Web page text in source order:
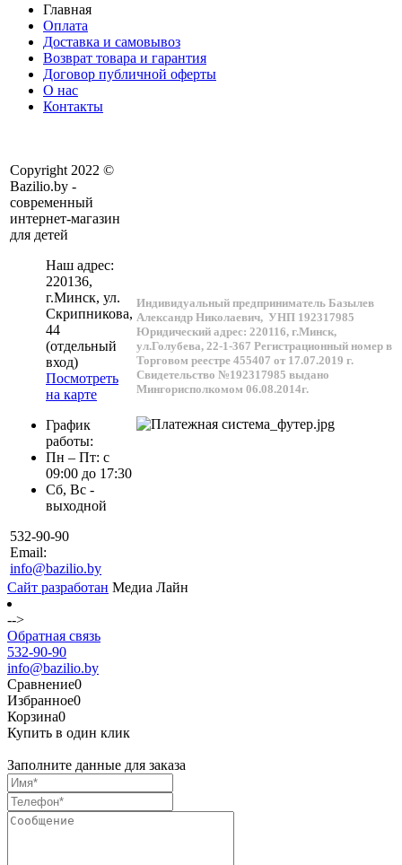
Главная
Оплата
Доставка и самовывоз
Возврат товара и гарантия
Договор публичной оферты
О нас
Контакты
Copyright 2022 ©
Bazilio.by -
современный
интернет-магазин
для детей
Наш адрес:
220136,
г.Минск, ул.
Скрипникова,
44
(отдельный
вход)
Посмотреть
на карте
График
работы:
Пн – Пт: с
09:00 до 17:30
Сб, Вс -
выходной
532-90-90
Email:
info@bazilio.by
Индивидуальный предприниматель Базылев
Александр Николаевич, УНП 192317985
Юридический адрес: 220116, г.Минск,
ул.Голубева, 22-1-367 Регистрационный номер в
Торговом реестре 455407 от 17.07.2019 г.
Свидетельство №192317985 выдано
Мингорисполкомом 06.08.2014г.
Сайт разработан Медиа Лайн
-->
Обратная связь
532-90-90
info@bazilio.by
Сравнение0
Избранное0
Корзина0
Купить в один клик
Заполните данные для заказа